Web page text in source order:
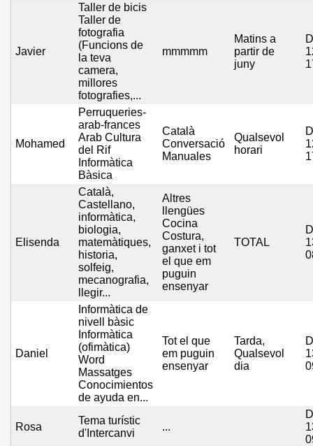
Javier
Taller de bicis
Taller de
fotografia
(Funcions de
la teva
camera,
millores
fotografies,...
mmmmm
Matins a
partir de
juny
Mohamed
Perruqueries-
arab-frances
Arab Cultura
del Rif
Informàtica
Bàsica
Català
Conversació
Manuales
Qualsevol
horari
Elisenda
Català,
Castellano,
informàtica,
biologia,
matemàtiques,
historia,
solfeig,
mecanografia,
llegir...
Altres
llengües
Cocina
Costura,
ganxet i tot
el que em
puguin
ensenyar
TOTAL
Daniel
Informàtica de
nivell bàsic
Informàtica
(ofimàtica)
Word
Massatges
Conocimientos
de ayuda en...
Tot el que
em puguin
ensenyar
Tarda,
Qualsevol
dia
Rosa
Tema turístic
d'Intercanvi
...